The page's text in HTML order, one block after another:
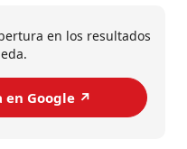
en los resultados
en Google ↗️